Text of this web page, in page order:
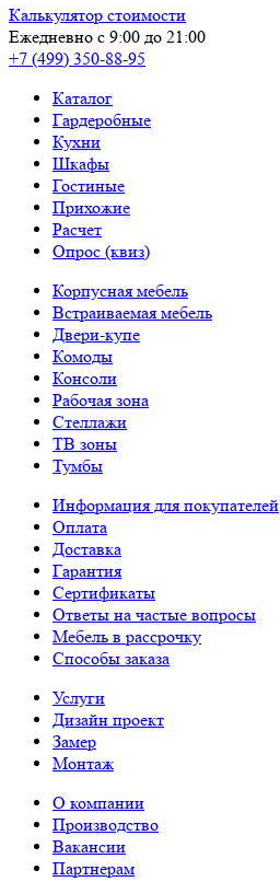
Калькулятор стоимости
Ежедневно с 9:00 до 21:00
+7 (499) 350-88-95
Каталог
Гардеробные
Кухни
Шкафы
Гостиные
Прихожие
Расчет
Опрос (квиз)
Корпусная мебель
Встраиваемая мебель
Двери-купе
Комоды
Консоли
Рабочая зона
Стеллажи
ТВ зоны
Тумбы
Информация для покупателей
Оплата
Доставка
Гарантия
Сертификаты
Ответы на частые вопросы
Мебель в рассрочку
Способы заказа
Услуги
Дизайн проект
Замер
Монтаж
О компании
Производство
Вакансии
Партнерам